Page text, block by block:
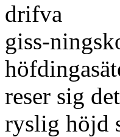
drifva
giss-
reser sig
ryslig höjd